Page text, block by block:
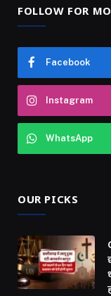
FOLLOW FOR
Facebook
Instagram
WhatsApp
OUR PICKS